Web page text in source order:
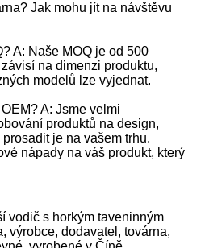
Jak mohu jít na návštěvu
A: Naše MOQ je od 500
na dimenzi produktu,
modelů lze vyjednat.
A: Jsme velmi
produktů na design,
je na vašem trhu.
nápady na váš produkt, který
vodič s horkým taveninným
výrobce, dodavatel, továrna,